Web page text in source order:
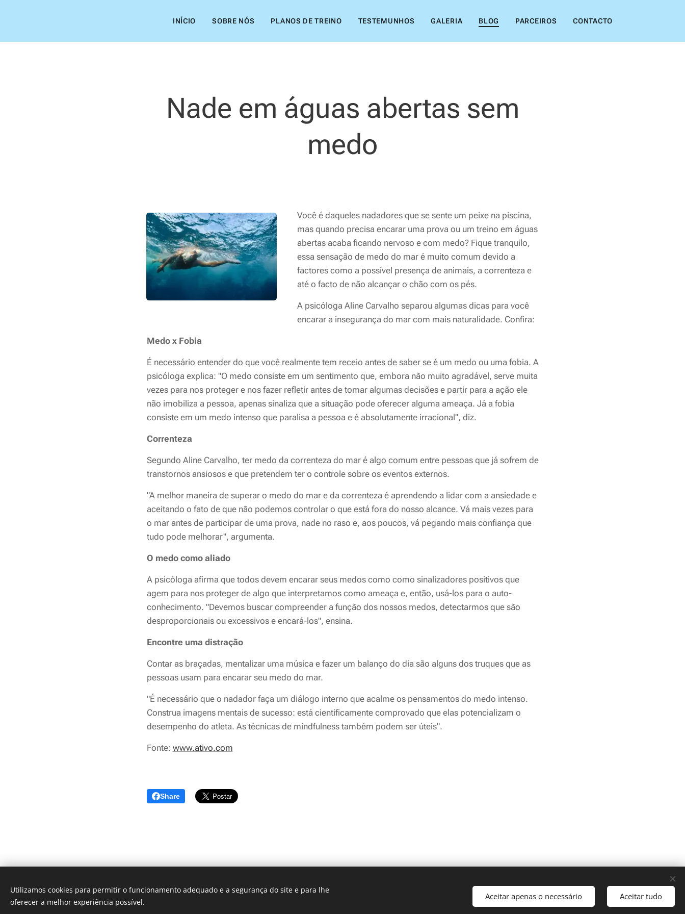
INÍCIO SOBRE NÓS PLANOS DE TREINO TESTEMUNHOS GALERIA BLOG PARCEIROS CONTACTO
Nade em águas abertas sem
medo
Você é daqueles nadadores que se sente um peixe na piscina,
mas quando precisa encarar uma prova ou um treino em águas
abertas acaba ficando nervoso e com medo? Fique tranquilo,
essa sensação de medo do mar é muito comum devido a
factores como a possível presença de animais, a correnteza e
até o facto de não alcançar o chão com os pés.
A psicóloga Aline Carvalho separou algumas dicas para você
encarar a insegurança do mar com mais naturalidade. Confira:
Medo x Fobia
É necessário entender do que você realmente tem receio antes de saber se é um medo ou uma fobia. A
psicóloga explica: "O medo consiste em um sentimento que, embora não muito agradável, serve muita
vezes para nos proteger e nos fazer refletir antes de tomar algumas decisões e partir para a ação ele
não imobiliza a pessoa, apenas sinaliza que a situação pode oferecer alguma ameaça. Já a fobia
consiste em um medo intenso que paralisa a pessoa e é absolutamente irracional", diz.
Correnteza
Segundo Aline Carvalho, ter medo da correnteza do mar é algo comum entre pessoas que já sofrem de
transtornos ansiosos e que pretendem ter o controle sobre os eventos externos.
"A melhor maneira de superar o medo do mar e da correnteza é aprendendo a lidar com a ansiedade e
aceitando o fato de que não podemos controlar o que está fora do nosso alcance. Vá mais vezes para
o mar antes de participar de uma prova, nade no raso e, aos poucos, vá pegando mais confiança que
tudo pode melhorar", argumenta.
O medo como aliado
A psicóloga afirma que todos devem encarar seus medos como como sinalizadores positivos que
agem para nos proteger de algo que interpretamos como ameaça e, então, usá-los para o auto-
conhecimento. "Devemos buscar compreender a função dos nossos medos, detectarmos que são
desproporcionais ou excessivos e encará-los", ensina.
Encontre uma distração
Contar as braçadas, mentalizar uma música e fazer um balanço do dia são alguns dos truques que as
pessoas usam para encarar seu medo do mar.
"É necessário que o nadador faça um diálogo interno que acalme os pensamentos do medo intenso.
Construa imagens mentais de sucesso: está cientificamente comprovado que elas potencializam o
desempenho do atleta. As técnicas de mindfulness também podem ser úteis".
Fonte: www.ativo.com
Share
© 2026 Performance - Treinos a sua medida
Utilizamos cookies para permitir o funcionamento adequado e a segurança do site e para lhe
oferecer a melhor experiência possível.
Aceitar apenas o necessário Aceitar tudo